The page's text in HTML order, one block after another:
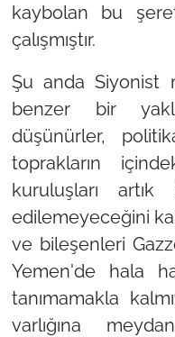
kaybolan bu
çalışmıştır.
Şu anda Siyonist
benzer bir
düşünürler,
toprakların
kuruluşları
edilemeyeceğini
ve bileşenleri
Yemen'de hala
tanımamakla
varlığına